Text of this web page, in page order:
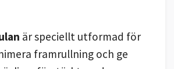
är speciellt utformad för
framrullning och ge